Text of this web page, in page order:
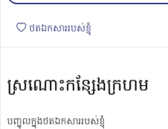
ថតឯកសាររបស់ខ្ញុំ
ស្រណោះកន្សែងក្រហម
បញ្ចូលក្នុងថតឯកសាររបស់ខ្ញុំ